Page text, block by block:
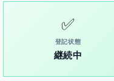
✅
登記状態
継続中